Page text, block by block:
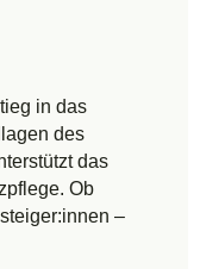
in das
des
das
Ob
–